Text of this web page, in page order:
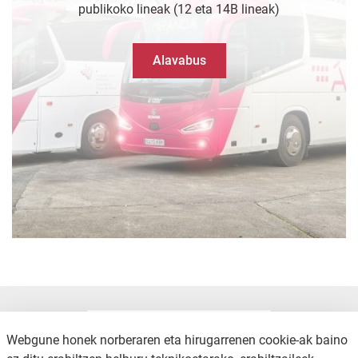
publikoko lineak (12 eta 14B lineak)
Alavabus
Webgune honek norberaren eta hirugarrenen cookie-ak baino